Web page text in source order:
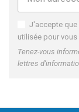
J'accepte que
utilisée pour
Tenez-vous
lettres